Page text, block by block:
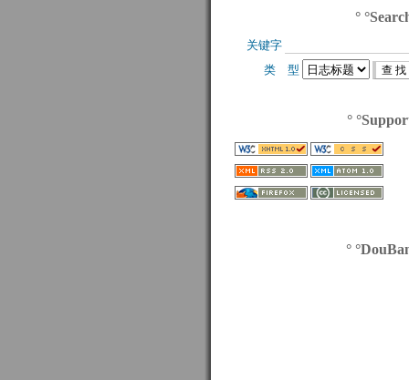
°
关键字
类 型
°
°